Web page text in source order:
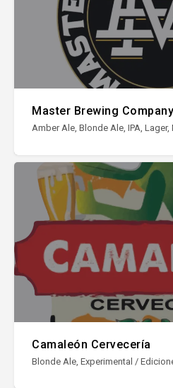
Master Brewing Company
Amber Ale, Blonde Ale, IPA, Lager,
Camaleón Cervecería
Blonde Ale, Experimental /